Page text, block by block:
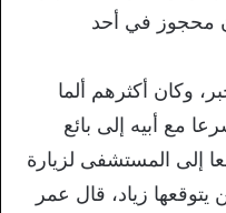
محجوز في أحد
وكان أكثرهم ألما
مع أبيه إلى بائع
إلى المستشفى لزيارة
يتوقعها زياد، قال عمر